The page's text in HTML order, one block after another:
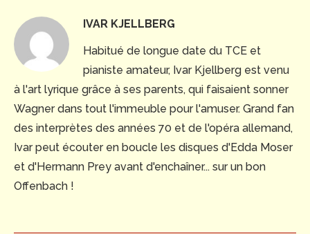
IVAR KJELLBERG
Habitué de longue date du TCE et
pianiste amateur, Ivar Kjellberg est venu
à l'art lyrique grâce à ses parents, qui faisaient sonner
Wagner dans tout l'immeuble pour l'amuser. Grand fan
des interprètes des années 70 et de l'opéra allemand,
Ivar peut écouter en boucle les disques d'Edda Moser
et d'Hermann Prey avant d'enchaîner... sur un bon
Offenbach !